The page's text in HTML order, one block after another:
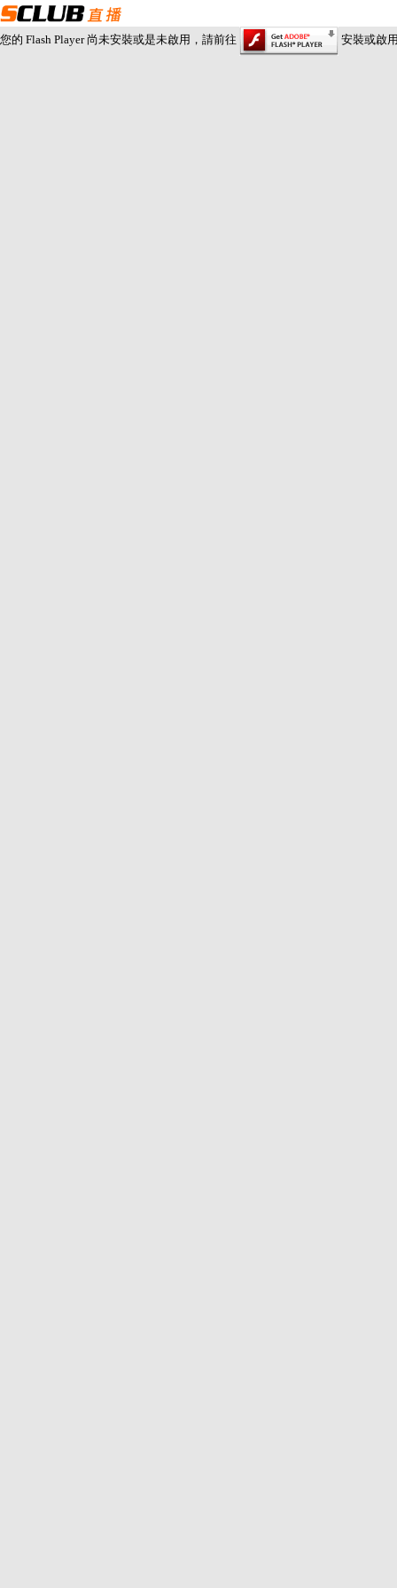
您的 Flash Player 尚未安裝或是未啟用，請前往 安裝或啟